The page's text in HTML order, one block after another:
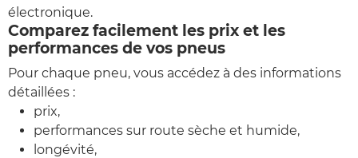
électronique.
Comparez facilement les prix et les
performances de vos pneus
Pour chaque pneu, vous accédez à des informations
détaillées :
prix,
performances sur route sèche et humide,
longévité,